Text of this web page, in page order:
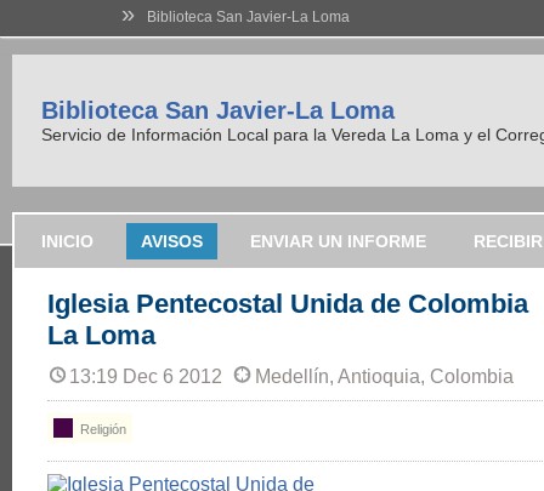
» Biblioteca San Javier-La Loma
Biblioteca San Javier-La Loma
Servicio de Información Local para la Vereda La Loma y el
INICIO AVISOS ENVIAR UN INFORME
Iglesia Pentecostal Unida de Colombia
La Loma
13:19 Dec 6 2012 Medellín, Antioquia, Colombia
Religión